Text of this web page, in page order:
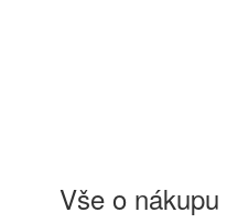
Vše o nákupu